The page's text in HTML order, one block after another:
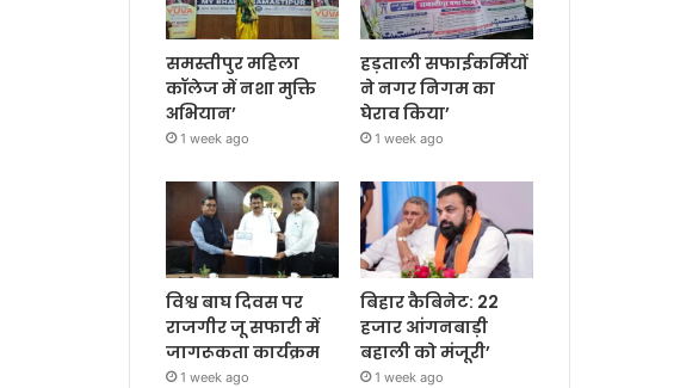
समस्तीपुर महिला
कॉलेज में नशा मुक्ति
अभियान’
1 week ago
हड़ताली सफाईकर्मियों
ने नगर निगम का
घेराव किया’
1 week ago
विश्व बाघ दिवस पर
राजगीर जू सफारी में
जागरूकता कार्यक्रम
1 week ago
बिहार कैबिनेट: 22
हजार आंगनबाड़ी
बहाली को मंजूरी’
1 week ago